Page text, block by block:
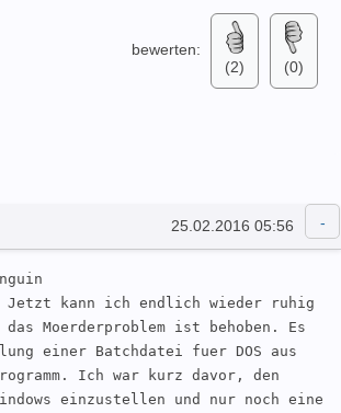
bewerten:
(2)
(0)
25.02.2016 05:56
Jetzt kann ich endlich wieder ruhig
Moerderproblem ist behoben. Es
einer Batchdatei fuer DOS aus
Ich war kurz davor, den
einzustellen und nur noch eine